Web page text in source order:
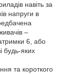
навіть за
напруги в
–
6, або
будь-яких
та короткого